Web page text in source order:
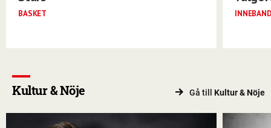
BASKET
Kultur & Nöje Gå till Kultur & Nöje